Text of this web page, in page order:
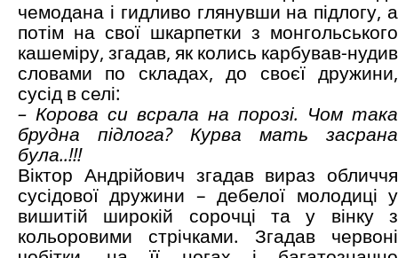
чемодана і гидливо глянувши на підлогу, а
потім на свої шкарпетки з монгольського
кашеміру, згадав, як колись карбував-нудив
словами по складах, до своєї дружини,
сусід в селі:
– Корова си всрала на порозі. Чом така
брудна підлога? Курва мать засрана
була..!!!
Віктор Андрійович згадав вираз обличчя
сусідової дружини – дебелої молодиці у
вишитій широкій сорочці та у вінку з
кольоровими стрічками. Згадав червоні